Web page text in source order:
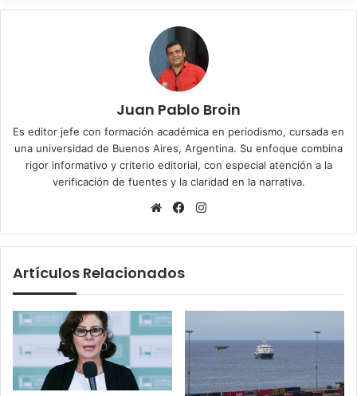
Juan Pablo Broin
Es editor jefe con formación académica en periodismo, cursada en
una universidad de Buenos Aires, Argentina. Su enfoque combina
rigor informativo y criterio editorial, con especial atención a la
verificación de fuentes y la claridad en la narrativa.
Sitio
Facebook
Artículos Relacionados